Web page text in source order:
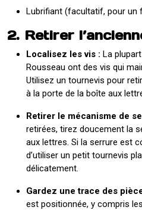
Lubrifiant (facultatif, pour un
2. Retirer
Localisez les vis : La
Rousseau ont des vis qui
Utilisez un tournevis pour
à la porte de la boîte aux
Retirer le mécanisme de
retirées, tirez doucement la
aux lettres. Si la serrure est
d’utiliser un petit tournevis
délicatement.
Gardez une trace des
est positionnée, y compris